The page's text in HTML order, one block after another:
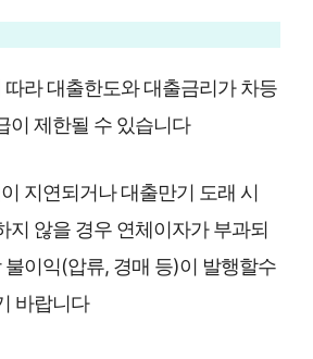
라 대출한도와 대출금리가 차등
이 제한될 수 있습니다
지연되거나 대출만기 도래 시
지 않을 경우 연체이자가 부과되
불이익(압류, 경매 등)이 발행할수
바랍니다